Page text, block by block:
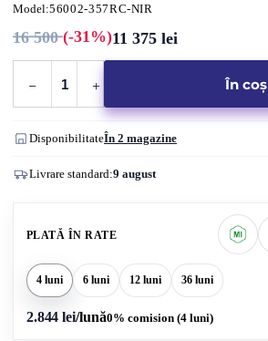
Model:56002-357RC-NIR
16 500(-31%)Prețul
fost:
500 lei.
11 375 lei
Prețul
este:
11
EDOX
GRAND
OCEAN
357RC-
În coș
DisponibilitateÎn 2 magazine
Livrare standard:9 august
PLATĂ ÎN RATE
4 luni 6 luni 12 luni 36 luni
2.844 lei/lună0% comision (4 luni)